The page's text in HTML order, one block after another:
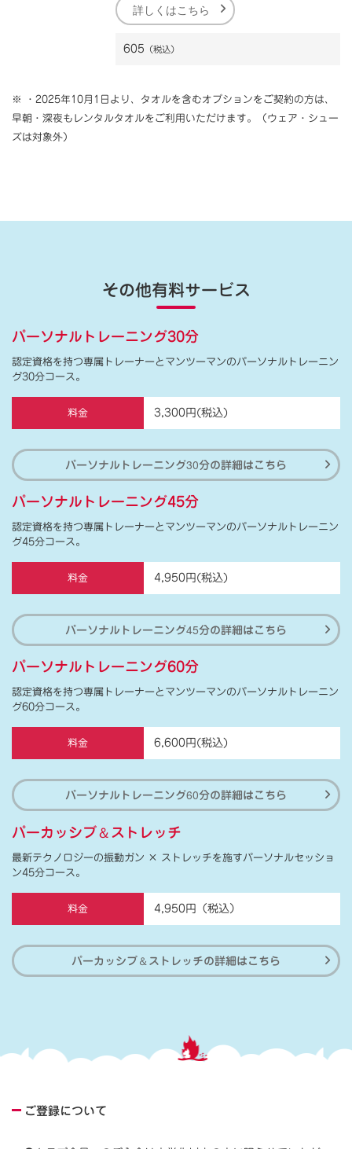
詳しくはこちら
605 （税込）
※ ・2025年10月1日より、タオルを含むオプションをご契約の方は、
早朝・深夜もレンタルタオルをご利用いただけます。（ウェア・シュー
ズは対象外）
その他有料サービス
パーソナルトレーニング30分
認定資格を持つ専属トレーナーとマンツーマンのパーソナルトレーニン
グ30分コース。
料金 3,300円(税込)
パーソナルトレーニング30分の詳細はこちら
パーソナルトレーニング45分
認定資格を持つ専属トレーナーとマンツーマンのパーソナルトレーニン
グ45分コース。
料金 4,950円(税込)
パーソナルトレーニング45分の詳細はこちら
パーソナルトレーニング60分
認定資格を持つ専属トレーナーとマンツーマンのパーソナルトレーニン
グ60分コース。
料金 6,600円(税込)
パーソナルトレーニング60分の詳細はこちら
パーカッシブ＆ ストレッチ
最新テクノロジーの振動ガン × ストレッチを施すパーソナルセッショ
ン45分コース。
料金 4,950円（税込）
パーカッシブ＆ ストレッチの詳細はこちら
ご登録について